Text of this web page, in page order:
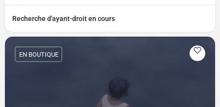
Recherche d'ayant-droit en cours
EN BOUTIQUE